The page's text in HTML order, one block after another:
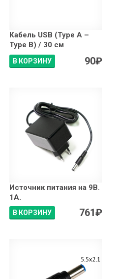
Кабель USB (Type A –
Type B) / 30 cм
В КОРЗИНУ 90₽
Источник питания на 9В.
1А.
В КОРЗИНУ 761₽